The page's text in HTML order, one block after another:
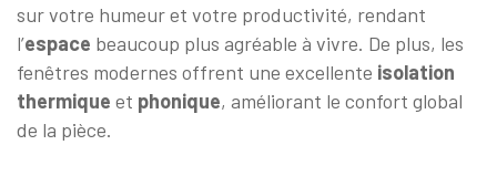
sur votre humeur et votre productivité, rendant
l’espace beaucoup plus agréable à vivre. De plus, les
fenêtres modernes offrent une excellente isolation
thermique et phonique, améliorant le confort global
de la pièce.